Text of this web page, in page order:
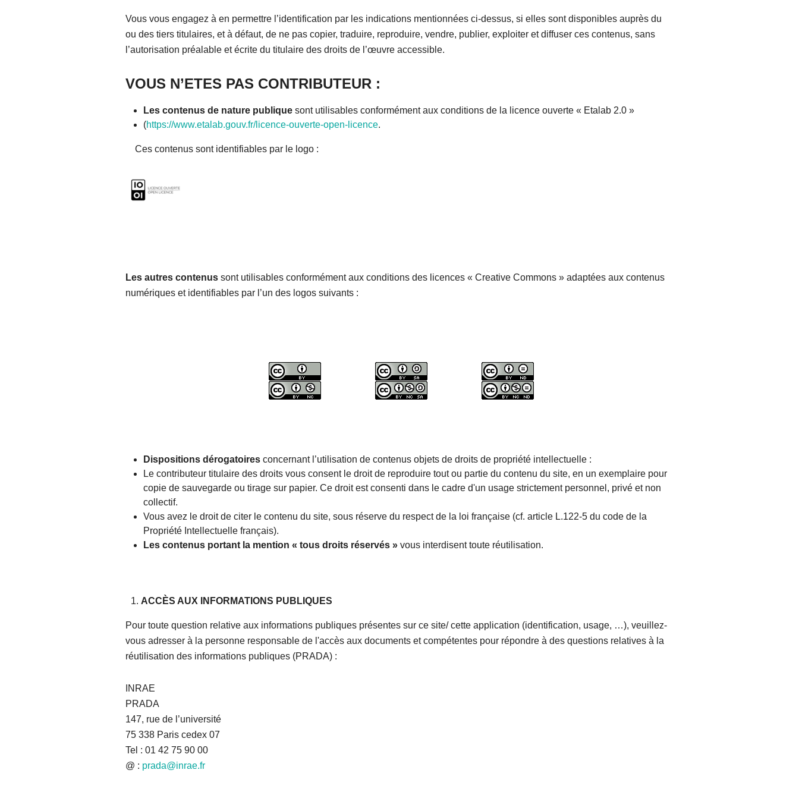
Vous vous engagez à en permettre l’identification par les indications mentionnées ci-dessus, si elles sont disponibles auprès du
ou des tiers titulaires, et à défaut, de ne pas copier, traduire, reproduire, vendre, publier, exploiter et diffuser ces contenus, sans
l’autorisation préalable et écrite du titulaire des droits de l’œuvre accessible.
VOUS N’ETES PAS CONTRIBUTEUR :
Les contenus de nature publique sont utilisables conformément aux conditions de la licence ouverte « Etalab 2.0 »
(https://www.etalab.gouv.fr/licence-ouverte-open-licence.
Ces contenus sont identifiables par le logo :
Les autres contenussont utilisables conformément aux conditions des licences « Creative Commons » adaptées aux contenus
numériques et identifiables par l’un des logos suivants :
Dispositions dérogatoires concernant l’utilisation de contenus objets de droits de propriété intellectuelle :
Le contributeur titulaire des droits vous consent le droit de reproduire tout ou partie du contenu du site, en un exemplaire pour
copie de sauvegarde ou tirage sur papier. Ce droit est consenti dans le cadre d'un usage strictement personnel, privé et non
collectif.
Vous avez le droit de citer le contenu du site, sous réserve du respect de la loi française (cf. article L.122-5 du code de la
Propriété Intellectuelle français).
Les contenus portant la mention « tous droits réservés » vous interdisent toute réutilisation.
ACCÈS AUX INFORMATIONS PUBLIQUES
Pour toute question relative aux informations publiques présentes sur ce site/ cette application (identification, usage, …), veuillez-
vous adresser à la personne responsable de l'accès aux documents et compétentes pour répondre à des questions relatives à la
réutilisation des informations publiques (PRADA) :
INRAE
PRADA
147, rue de l’université
75 338 Paris cedex 07
Tel : 01 42 75 90 00
@ : prada@inrae.fr